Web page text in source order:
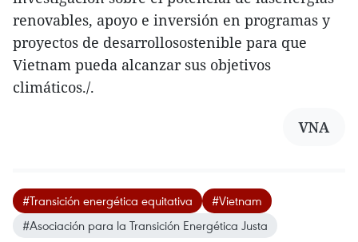
renovables, apoyo e inversión en programas y
proyectos de desarrollosostenible para que
Vietnam pueda alcanzar sus objetivos
climáticos./.
VNA
#Transición energética equitativa
#Vietnam
#Asociación para la Transición Energética Justa